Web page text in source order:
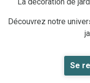
Découvrez notre
Se